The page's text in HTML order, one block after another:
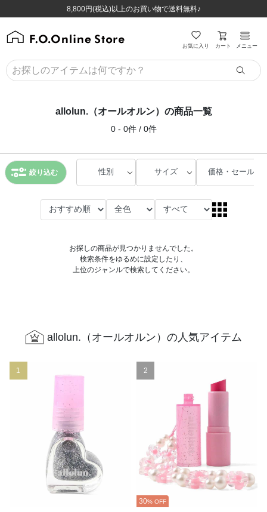
8,800円(税込)以上のお買い物で送料無料♪
ほぼ全品半額！！8/12(水)お昼12:59まで！！
8,800円(税込)以上のお買い物で送料無料♪
ほぼ全品半額！！8/12(水)お昼12:59まで！！
お気に入り カート メニュー
allolun.（オールオルン）の商品一覧
0 - 0件 / 0件
絞り込む 性別 サイズ 価格・セール
お探しの商品が見つかりませんでした。
検索条件をゆるめに設定したり、
上位のジャンルで検索してください。
allolun.（オールオルン）の人気アイテム
1 2
30% OFF